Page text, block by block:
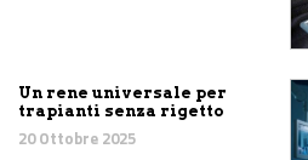
Un rene universale per
trapianti senza rigetto
20 Ottobre 2025